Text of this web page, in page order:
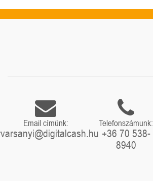
Email címünk: Telefonszámunk:
+36 70 538-
8940